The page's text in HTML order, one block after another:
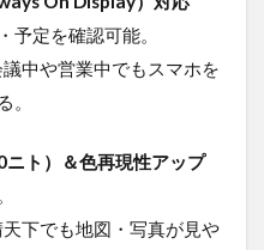
定を確認可能。
中や営業中でもスマホを
。
ト）＆色再現性アップ
天下でも地図・写真が見や